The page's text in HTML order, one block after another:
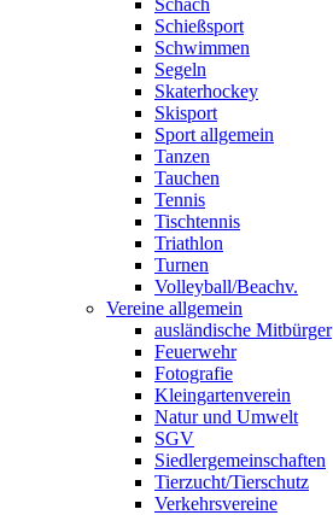
Schießsport
Schwimmen
Segeln
Skaterhockey
Skisport
Sport allgemein
Tanzen
Tauchen
Tennis
Tischtennis
Triathlon
Turnen
Volleyball/Beachv.
Vereine allgemein
ausländische Mitbürger
Feuerwehr
Fotografie
Kleingartenverein
Natur und Umwelt
SGV
Siedlergemeinschaften
Tierzucht/Tierschutz
Verkehrsvereine